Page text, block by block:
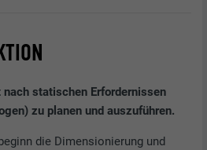
statischen Erfordernissen
zu planen und auszuführen.
die Dimensionierung und